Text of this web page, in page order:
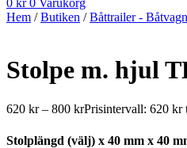
0 kr 0 Varukorg
Hem /Butiken /Båttrailer - Båtvagn
Stolpe m. hjul
620 kr – 800 krPrisintervall: 620 kr
Stolplängd (välj) x 40 mm x 40